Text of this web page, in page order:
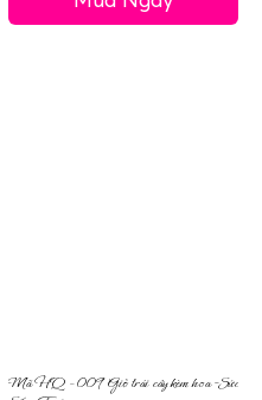
Mã HQ – 009 Giỏ trái cây kèm hoa -Sức